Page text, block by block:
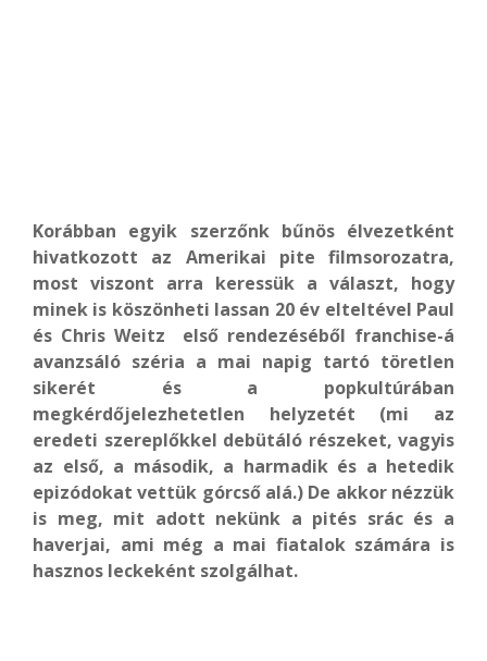
Korábban egyik szerzőnk bűnös élvezetként
hivatkozott az Amerikai pite filmsorozatra,
most viszont arra keressük a választ, hogy
minek is köszönheti lassan 20 év elteltével Paul
és Chris Weitz első rendezéséből franchise-á
avanzsáló széria a mai napig tartó töretlen
sikerét és a popkultúrában
megkérdőjelezhetetlen helyzetét (mi az
eredeti szereplőkkel debütáló részeket, vagyis
az első, a második, a harmadik és a hetedik
epizódokat vettük górcső alá.) De akkor nézzük
is meg, mit adott nekünk a pités srác és a
haverjai, ami még a mai fiatalok számára is
hasznos leckeként szolgálhat.